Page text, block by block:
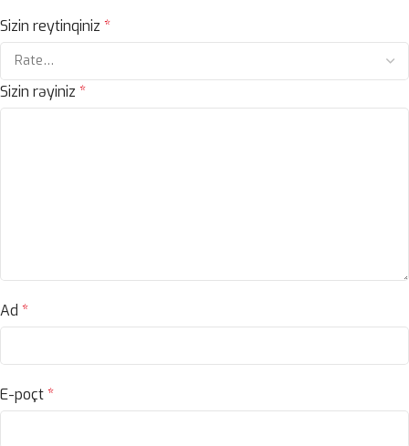
Sizin reytinqiniz *
Sizin rəyiniz *
Ad *
E-poçt*